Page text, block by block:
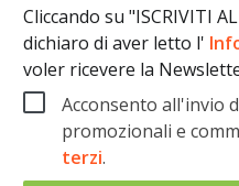
Cliccando su "ISCRIVITI
dichiaro di aver letto l'
voler ricevere la
Acconsento all'invio
promozionali e
terzi.